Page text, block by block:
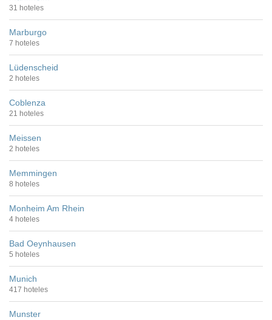
31 hoteles
Marburgo
7 hoteles
Lüdenscheid
2 hoteles
Coblenza
21 hoteles
Meissen
2 hoteles
Memmingen
8 hoteles
Monheim Am Rhein
4 hoteles
Bad Oeynhausen
5 hoteles
Munich
417 hoteles
Munster